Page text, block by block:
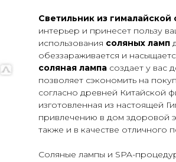
Светильник из гималайской
интерьер и принесет пользу
использования соляных ламп
обеззараживается и
соляная лампа создает у вас
позволяет сэкономить на
согласно древней Китайской
изготовленная из настоящей
привлечению в дом здоровой
также и в качестве отличного
Соляные лампы и SPA-